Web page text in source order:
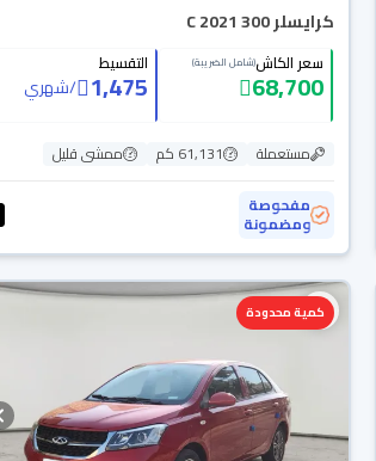
كرايسلر 300 C 2021
سعر الكاش(شامل الضريبة)
68,700
التقسيط
1,475
/شهري
مستعملة 61,131 كم
ممشى قليل
مفحوصة
ومضمونة
كمية محدودة